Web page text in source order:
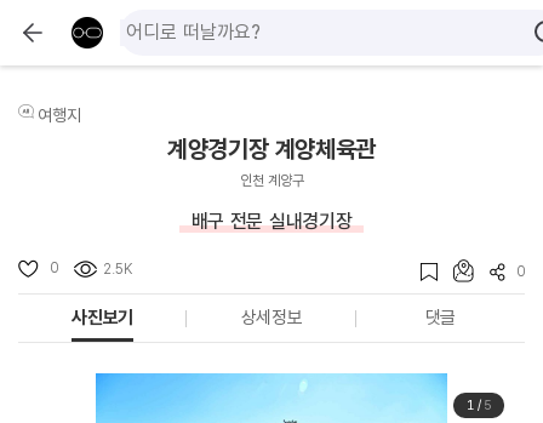
여행지
계양경기장 계양체육관
인천 계양구
배구 전문 실내경기장
0 2.5K 0
사진보기 상세정보 댓글
1/ 5